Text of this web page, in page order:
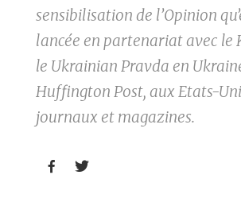
sensibilisation de l’Opinion
lancée en partenariat avec le
le Ukrainian Pravda en
Huffington Post, aux Etats-
journaux et magazines.
 